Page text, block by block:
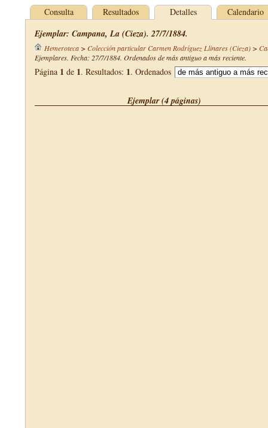
Consulta Resultados Detalles Calendario
Ejemplar: Campana, La (Cieza). 27/7/1884.
Hemeroteca> Colección particular Carmen Rodríguez Llinares (Cieza)>
Ejemplares. Fecha: 27/7/1884. Ordenados de más antiguo a más reciente.
Página 1 de 1. Resultados: 1. Ordenados
Ejemplar (4 páginas)